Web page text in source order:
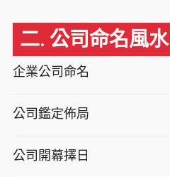
二. 公司命名風水
企業公司命名
公司鑑定佈局
公司開幕擇日